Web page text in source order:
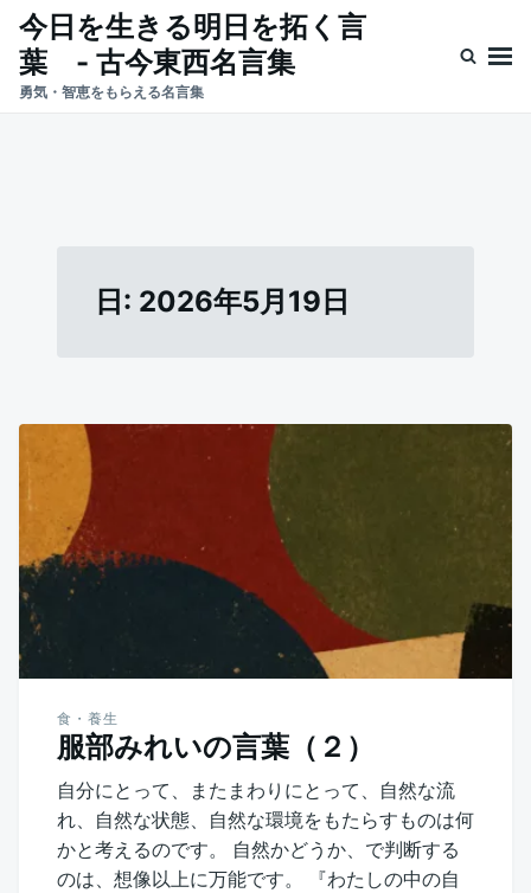
Skip
content
Search
for:
今日を生きる明日を拓く言
葉 - 古今東西名言集
勇気・智恵をもらえる名言集
日: 2026年5月19日
食・養生
服部みれいの言葉（２）
自分にとって、またまわりにとって、自然な流
れ、自然な状態、自然な環境をもたらすものは何
かと考えるのです。 自然かどうか、で判断する
のは、想像以上に万能です。 『わたしの中の自